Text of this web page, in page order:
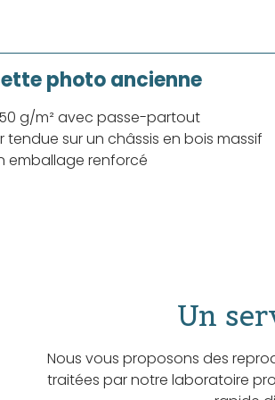
photo ancienne
g/m² avec passe-partout
sur un châssis en bois massif
emballage renforcé
Un
Nous vous proposons des
traitées par notre laboratoire